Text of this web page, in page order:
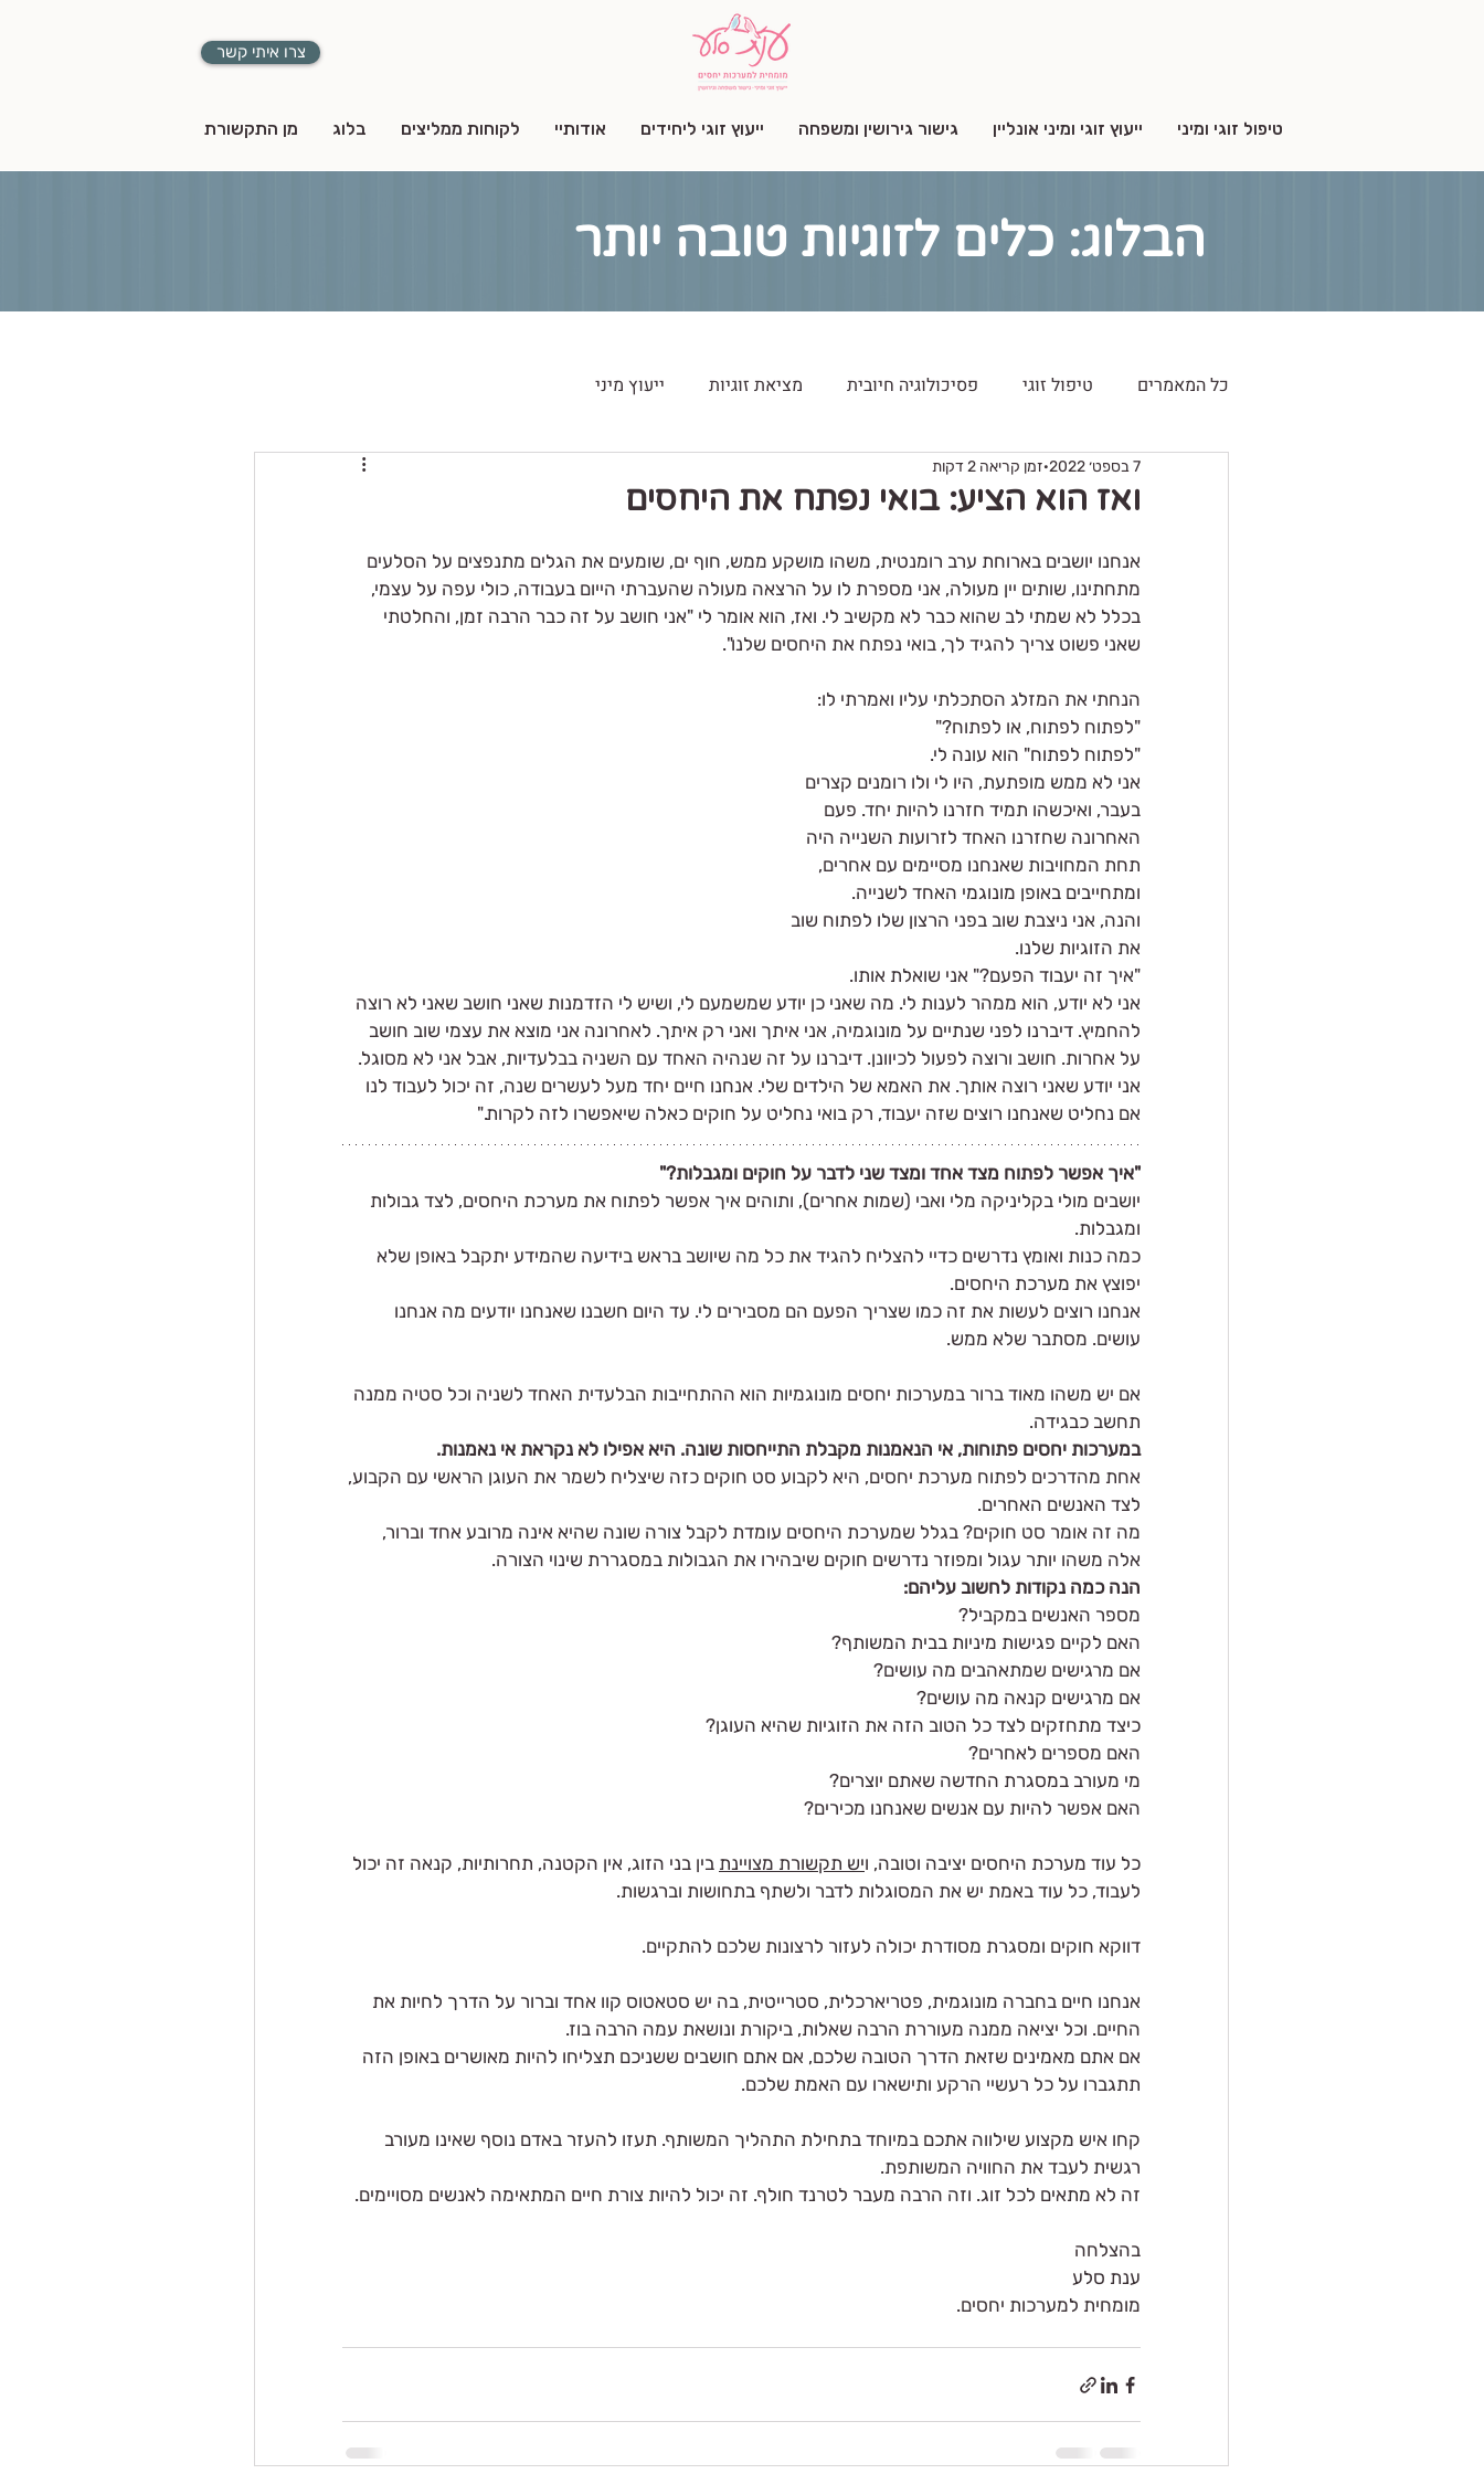
צרו איתי קשר
טיפול זוגי ומיני ייעוץ זוגי ומיני אונליין גישור גירושין ומשפחה ייעוץ זוגי ליחידים אודותיי לקוחות ממליצים בלוג מן התקשורת
הבלוג: כלים לזוגיות טובה יותר
כל המאמרים טיפול זוגי פסיכולוגיה חיובית מציאת זוגיות ייעוץ מיני
ואז הוא הציע: בואי נפתח את היחסים
7 בספט׳ 2022 זמן קריאה 2 דקות
אנחנו יושבים בארוחת ערב רומנטית, משהו מושקע ממש, חוף ים, שומעים את הגלים מתנפצים על הסלעים
מתחתינו, שותים יין מעולה, אני מספרת לו על הרצאה מעולה שהעברתי הייום בעבודה, כולי עפה על עצמי,
בכלל לא שמתי לב שהוא כבר לא מקשיב לי. ואז, הוא אומר לי "אני חושב על זה כבר הרבה זמן, והחלטתי
שאני פשוט צריך להגיד לך, בואי נפתח את היחסים שלנו".
הנחתי את המזלג הסתכלתי עליו ואמרתי לו:
"לפתוח לפתוח, או לפתוח?"
"לפתוח לפתוח" הוא עונה לי.
אני לא ממש מופתעת, היו לי ולו רומנים קצרים
בעבר, ואיכשהו תמיד חזרנו להיות יחד. פעם
האחרונה שחזרנו האחד לזרועות השנייה היה
תחת המחויבות שאנחנו מסיימים עם אחרים,
ומתחייבים באופן מונוגמי האחד לשנייה.
והנה, אני ניצבת שוב בפני הרצון שלו לפתוח שוב
את הזוגיות שלנו.
"איך זה יעבוד הפעם?" אני שואלת אותו.
אני לא יודע, הוא ממהר לענות לי. מה שאני כן יודע שמשמעם לי, ושיש לי הזדמנות שאני חושב שאני לא רוצה
להחמיץ. דיברנו לפני שנתיים על מונוגמיה, אני איתך ואני רק איתך. לאחרונה אני מוצא את עצמי שוב חושב
על אחרות. חושב ורוצה לפעול לכיוונן. דיברנו על זה שנהיה האחד עם השניה בבלעדיות, אבל אני לא מסוגל.
אני יודע שאני רוצה אותך. את האמא של הילדים שלי. אנחנו חיים יחד מעל לעשרים שנה, זה יכול לעבוד לנו
אם נחליט שאנחנו רוצים שזה יעבוד, רק בואי נחליט על חוקים כאלה שיאפשרו לזה לקרות."
"איך אפשר לפתוח מצד אחד ומצד שני לדבר על חוקים ומגבלות?"
יושבים מולי בקליניקה מלי ואבי (שמות אחרים), ותוהים איך אפשר לפתוח את מערכת היחסים, לצד גבולות
ומגבלות.
כמה כנות ואומץ נדרשים כדיי להצליח להגיד את כל מה שיושב בראש בידיעה שהמידע יתקבל באופן שלא
יפוצץ את מערכת היחסים.
אנחנו רוצים לעשות את זה כמו שצריך הפעם הם מסבירים לי. עד היום חשבנו שאנחנו יודעים מה אנחנו
עושים. מסתבר שלא ממש.
אם יש משהו מאוד ברור במערכות יחסים מונוגמיות הוא ההתחייבות הבלעדית האחד לשניה וכל סטיה ממנה
תחשב כבגידה.
במערכות יחסים פתוחות, אי הנאמנות מקבלת התייחסות שונה. היא אפילו לא נקראת אי נאמנות.
אחת מהדרכים לפתוח מערכת יחסים, היא לקבוע סט חוקים כזה שיצליח לשמר את העוגן הראשי עם הקבוע,
לצד האנשים האחרים.
מה זה אומר סט חוקים? בגלל שמערכת היחסים עומדת לקבל צורה שונה שהיא אינה מרובע אחד וברור,
אלה משהו יותר עגול ומפוזר נדרשים חוקים שיבהירו את הגבולות במסגררת שינוי הצורה.
הנה כמה נקודות לחשוב עליהם:
מספר האנשים במקביל?
האם לקיים פגישות מיניות בבית המשותף?
אם מרגישים שמתאהבים מה עושים?
אם מרגישים קנאה מה עושים?
כיצד מתחזקים לצד כל הטוב הזה את הזוגיות שהיא העוגן?
האם מספרים לאחרים?
מי מעורב במסגרת החדשה שאתם יוצרים?
האם אפשר להיות עם אנשים שאנחנו מכירים?
כל עוד מערכת היחסים יציבה וטובה, ויש תקשורת מצויינת בין בני הזוג, אין הקטנה, תחרותיות, קנאה זה יכול
לעבוד, כל עוד באמת יש את המסוגלות לדבר ולשתף בתחושות וברגשות.
דווקא חוקים ומסגרת מסודרת יכולה לעזור לרצונות שלכם להתקיים.
אנחנו חיים בחברה מונוגמית, פטריארכלית, סטרייטית, בה יש סטאטוס קוו אחד וברור על הדרך לחיות את
החיים. וכל יציאה ממנה מעוררת הרבה שאלות, ביקורת ונושאת עמה הרבה בוז.
אם אתם מאמינים שזאת הדרך הטובה שלכם, אם אתם חושבים ששניכם תצליחו להיות מאושרים באופן הזה
תתגברו על כל רעשיי הרקע ותישארו עם האמת שלכם.
קחו איש מקצוע שילווה אתכם במיוחד בתחילת התהליך המשותף. תעזו להעזר באדם נוסף שאינו מעורב
רגשית לעבד את החוויה המשותפת.
זה לא מתאים לכל זוג. וזה הרבה מעבר לטרנד חולף. זה יכול להיות צורת חיים המתאימה לאנשים מסויימים.
בהצלחה
ענת סלע
מומחית למערכות יחסים.